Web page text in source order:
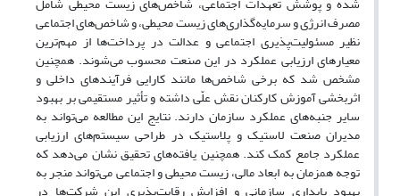
مصرف انرژی و سرمایه‌گذاری‌های زیست محیطی، و شاخص‌های اجتماعی
نظیر مسئولیت‌پذیری اجتماعی و عدالت در پرداخت‌ها از مهم‌ترین
معیارهای ارزیابی عملکرد در این صنعت محسوب می‌شوند. همچنین
مشخص شد که برخی شاخص‌ها مانند کارایی فرآیندهای داخلی و
اثربخشی آموزش کارکنان نقش علّی داشته و تأثیر مستقیمی بر بهبود
سایر جنبه‌های عملکرد سازمان دارند. نتایج این مطالعه می‌تواند به
مدیران صنعت لاستیک و پلاستیک در طراحی سیستم‌های ارزیابی
عملکرد جامع کمک کند. همچنین یافته‌های تحقیق نشان می‌دهد که
توجه همزمان به ابعاد مالی، زیست محیطی و اجتماعی می‌تواند منجر به